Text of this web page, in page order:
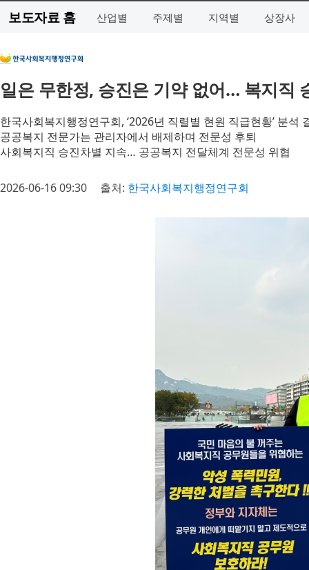
보도자료 홈 산업별 주제별 지역별 상장사
일은 무한정, 승진은 기약 없어… 복지직
한국사회복지행정연구회, ‘2026년 직렬별 현원 직급현황’ 분석
공공복지 전문가는 관리자에서 배제하며 전문성 후퇴
사회복지직 승진차별 지속… 공공복지 전달체계 전문성 위협
2026-06-16 09:30 출처: 한국사회복지행정연구회